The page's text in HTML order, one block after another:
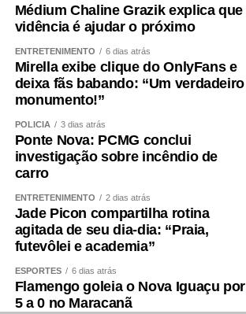
Médium Chaline Grazik explica que
vidência é ajudar o próximo
ENTRETENIMENTO 6 dias atrás
Mirella exibe clique do OnlyFans e
deixa fãs babando: “Um verdadeiro
monumento!”
POLÍCIA 3 dias atrás
Ponte Nova: PCMG conclui
investigação sobre incêndio de
carro
ENTRETENIMENTO 2 dias atrás
Jade Picon compartilha rotina
agitada de seu dia-dia: “Praia,
futevôlei e academia”
ESPORTES 6 dias atrás
Flamengo goleia o Nova Iguaçu por
5 a 0 no Maracanã